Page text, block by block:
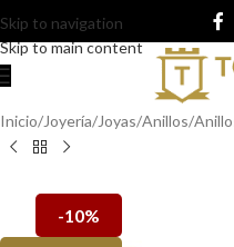
Skip to navigation
Skip to main content
Inicio/Joyería/Joyas/Anillos/
-10%